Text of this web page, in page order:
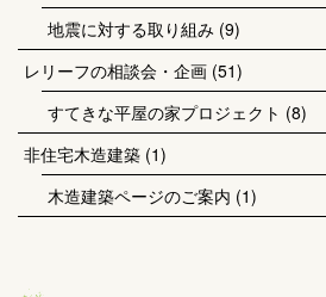
地震に対する取り組み (9)
レリーフの相談会・企画 (51)
すてきな平屋の家プロジェクト (8)
非住宅木造建築 (1)
木造建築ページのご案内 (1)